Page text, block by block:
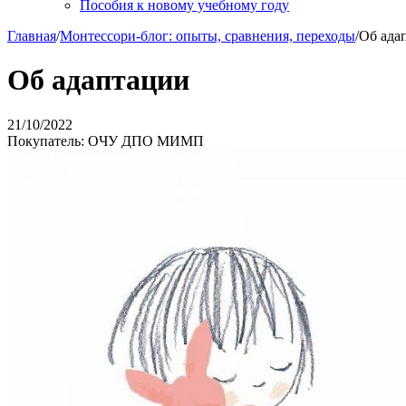
Пособия к новому учебному году
Главная/Монтессори-блог: опыты, сравнения, переходы/Об
Об адаптации
21/10/2022
Покупатель: ОЧУ ДПО МИМП